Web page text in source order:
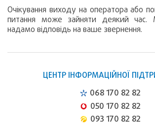
Очікування виходу на оператора або
питання може зайняти деякий час.
надамо відповідь на ваше звернення.
ЦЕНТР ІНФОРМАЦІЙНОЇ
068 170 82 82
050 170 82 82
093 170 82 82